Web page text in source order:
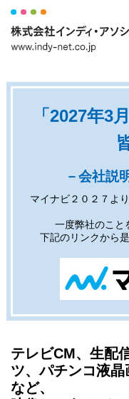
「2027年3
－会社説
マイナビ２０２７よ
一度弊社のこと
下記のリンクから
テレビCM、生配
ツ、パチンコ液
など、